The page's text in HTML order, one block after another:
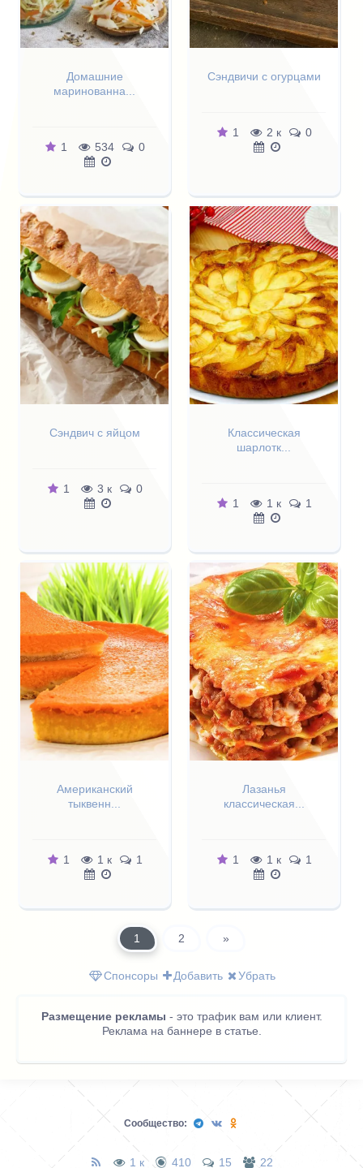
Домашние
маринованна...
1 534 0
Сэндвичи с огурцами
1 2 к 0
Сэндвич с яйцом
1 3 к 0
Классическая
шарлотк...
1 1 к 1
Американский
тыквенн...
1 1 к 1
Лазанья
классическая...
1 1 к 1
1 2 »
Спонсоры Добавить Убрать
Размещение рекламы - это трафик вам или клиент.
Реклама на баннере в статье.
Сообщество:
1 к 410 15 22